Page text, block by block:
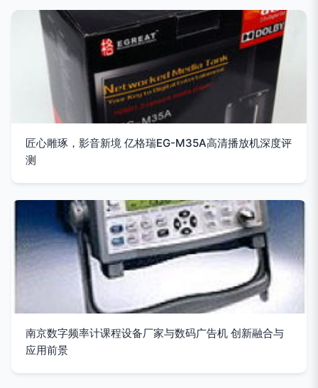
匠心雕琢，影音新境 亿格瑞EG-M35A高清播放机深度评
测
南京数字频率计课程设备厂家与数码广告机 创新融合与
应用前景